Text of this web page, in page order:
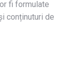
fi formulate
conținuturi de